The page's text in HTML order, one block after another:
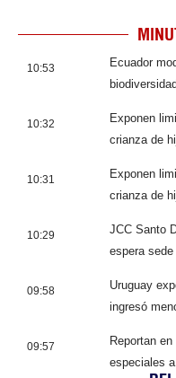
10:53
Ecuador
10:32
Exponen
crianza de
10:31
Exponen
crianza de
10:29
JCC Santo
espera sede
09:58
Uruguay
ingresó
09:57
Reportan
especiales